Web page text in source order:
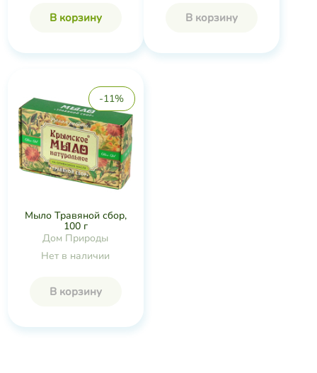
В корзину В корзину
-11%
Мыло Травяной сбор,
100 г
Дом Природы
Нет в наличии
В корзину